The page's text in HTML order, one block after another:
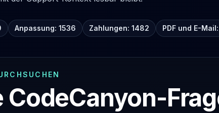
Anpassung: 1536 Zahlungen: 1482 PDF und E-
CodeCanyon-